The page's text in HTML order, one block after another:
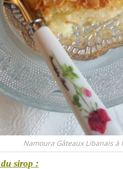
Namoura Gâteaux Libanais à
sirop :